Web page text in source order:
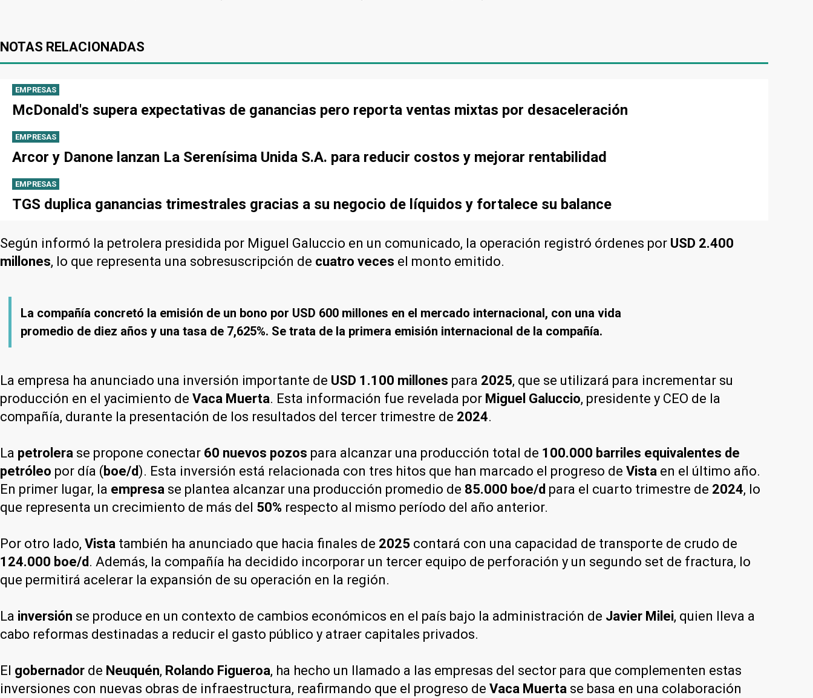
NOTAS RELACIONADAS
EMPRESAS
McDonald's supera expectativas de ganancias pero reporta ventas mixtas por desaceleración
EMPRESAS
Arcor y Danone lanzan La Serenísima Unida S.A. para reducir costos y mejorar rentabilidad
EMPRESAS
TGS duplica ganancias trimestrales gracias a su negocio de líquidos y fortalece su balance
Según informó la petrolera presidida por Miguel Galuccio en un comunicado, la operación registró órdenes por USD 2.400
millones, lo que representa una sobresuscripción de cuatro veces el monto emitido.
La compañía concretó la emisión de un bono por USD 600 millones en el mercado internacional, con una vida
promedio de diez años y una tasa de 7,625%. Se trata de la primera emisión internacional de la compañía.
La empresa ha anunciado una inversión importante de USD 1.100 millones para 2025, que se utilizará para incrementar su
producción en el yacimiento de Vaca Muerta. Esta información fue revelada por Miguel Galuccio, presidente y CEO de la
compañía, durante la presentación de los resultados del tercer trimestre de 2024.
La petrolera se propone conectar 60 nuevos pozos para alcanzar una producción total de 100.000 barriles equivalentes de
petróleo por día (boe/d). Esta inversión está relacionada con tres hitos que han marcado el progreso de Vista en el último año.
En primer lugar, la empresa se plantea alcanzar una producción promedio de 85.000 boe/d para el cuarto trimestre de 2024, lo
que representa un crecimiento de más del 50% respecto al mismo período del año anterior.
Por otro lado, Vista también ha anunciado que hacia finales de 2025 contará con una capacidad de transporte de crudo de
124.000 boe/d . Además, la compañía ha decidido incorporar un tercer equipo de perforación y un segundo set de fractura, lo
que permitirá acelerar la expansión de su operación en la región.
La inversión se produce en un contexto de cambios económicos en el país bajo la administración de Javier Milei, quien lleva a
cabo reformas destinadas a reducir el gasto público y atraer capitales privados.
El gobernador de Neuquén, Rolando Figueroa, ha hecho un llamado a las empresas del sector para que complementen estas
inversiones con nuevas obras de infraestructura, reafirmando que el progreso de Vaca Muerta se basa en una colaboración